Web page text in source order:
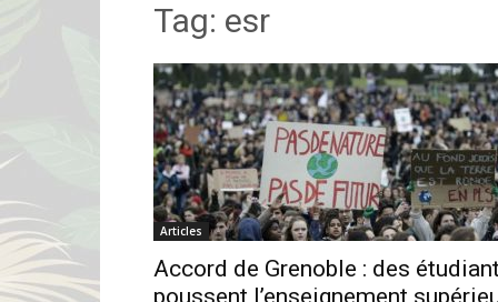
Tag: esr
Articles
Accord de Grenoble : des
poussent l’enseignement